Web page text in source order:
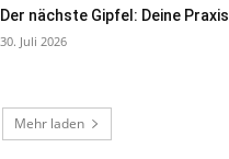
Der nächste Gipfel: Deine Praxis
30. Juli 2026
Mehr laden